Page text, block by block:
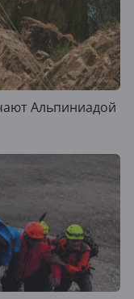
Альпиниадой